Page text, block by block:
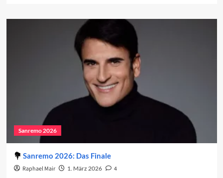
Sanremo 2026
Sanremo 2026: Das Finale
Raphael Mair 1. März 2026 4